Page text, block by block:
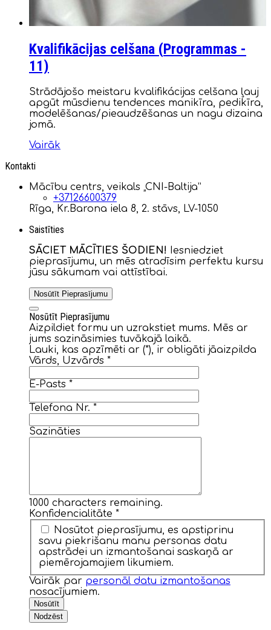
Kvalifikācijas celšana (Programmas -
11)
Strādājošo meistaru kvalifikácijas celšana ļauj
apgūt mūsdienu tendences manikīra, pedikīra,
modelēšanas/pieaudzēšanas un nagu dizaina
jomā.
Vairāk
Kontakti
Mācību centrs, veikals „CNI-Baltija”
+37126600379
Rīga, Kr.Barona iela 8, 2. stāvs, LV-1050
Saistīties
SĀCIET MĀCĪTIES ŠODIEN! Iesniedziet
pieprasījumu, un mēs atradīsim perfektu kursu
jūsu sākumam vai attīstībai.
Nosūtīt Pieprasījumu
Nosūtīt Pieprasījumu
Aizpildiet formu un uzrakstiet mums. Mēs ar
jums sazināsimies tuvākajā laikā.
Lauki, kas apzīmēti ar (*), ir obligāti jāaizpilda
Vārds, Uzvārds *
E-Pasts *
Telefona Nr. *
Sazināties
1000 characters remaining.
Konfidencialitāte *
Nosūtot pieprasījumu, es apstiprinu
savu piekrišanu manu personas datu
apstrādei un izmantošanai saskaņā ar
piemērojamajiem likumiem.
Vairāk par personāl datu izmantošanas
nosacījumiem.
Nosūtīt
Nodzēst